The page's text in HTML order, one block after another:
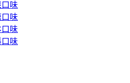
口味
口味
口味
口味